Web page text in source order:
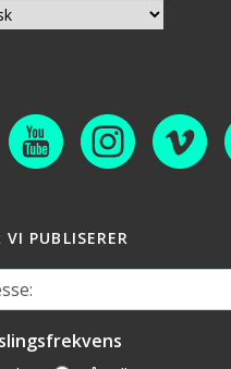
VI PUBLISERER